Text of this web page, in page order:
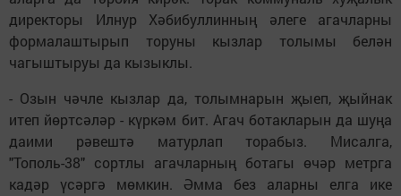
директоры Илнур Хәбибуллинның әлеге агачларны
формалаштырып торуны кызлар толымы белән
чагыштыруы да кызыклы.
- Озын чәчле кызлар да, толымнарын җыеп, җыйнак
итеп йөртсәләр - күркәм бит. Агач ботакларын да шуңа
даими рәвештә матурлап торабыз. Мисалга,
"Тополь-38" сортлы агачларның ботагы өчәр метрга
кадәр үсәргә мөмкин. Әмма без аларны елга ике